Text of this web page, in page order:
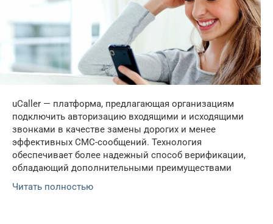
uCaller — платформа, предлагающая организациям
подключить авторизацию входящими и исходящими
звонками в качестве замены дорогих и менее
эффективных СМС-сообщений. Технология
обеспечивает более надежный способ верификации,
обладающий дополнительными преимуществами
Читать полностью